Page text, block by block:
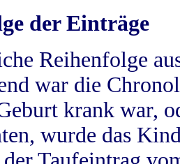
der Einträge
Reihenfolge
war die
krank war,
wurde das